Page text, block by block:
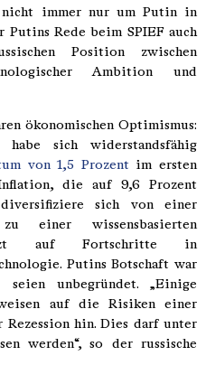
nicht immer nur um Putin in
Putins Rede beim SPIEF auch
Position zwischen
Ambition und
ökonomischen Optimismus:
sich widerstandsfähig
von 1,5 Prozent im ersten
die auf 9,6 Prozent
sich von einer
einer wissensbasierten
auf Fortschritte in
Putins Botschaft war
seien unbegründet. „Einige
auf die Risiken einer
Rezession hin. Dies darf unter
werden“, so der russische